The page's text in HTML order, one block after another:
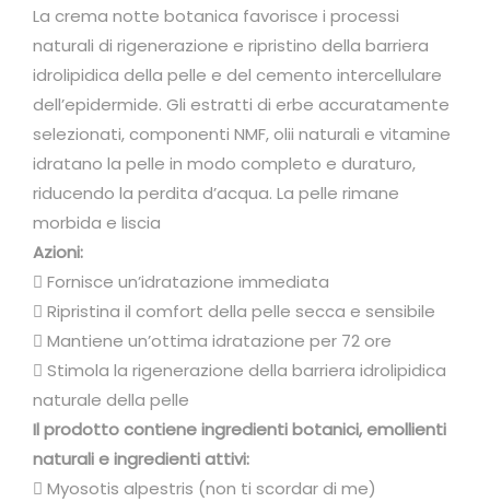
e
n
o
t
t
e
"
A
q
u
a
V
i
r
t
u
a
La crema notte botanica favorisce i processi
naturali di rigenerazione e ripristino della barriera
idrolipidica della pelle e del cemento intercellulare
dell’epidermide. Gli estratti di erbe accuratamente
selezionati, componenti NMF, olii naturali e vitamine
idratano la pelle in modo completo e duraturo,
riducendo la perdita d’acqua. La pelle rimane
morbida e liscia
Azioni:
 Fornisce un’idratazione immediata
 Ripristina il comfort della pelle secca e sensibile
 Mantiene un’ottima idratazione per 72 ore
 Stimola la rigenerazione della barriera idrolipidica
naturale della pelle
Il prodotto contiene ingredienti botanici, emollienti
naturali e ingredienti attivi:
 Myosotis alpestris (non ti scordar di me)